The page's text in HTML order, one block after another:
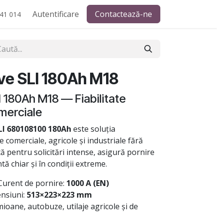
014 Autentificare Contactează-ne
SLI 180Ah M18
M18 — Fiabilitate
680108100 180Ah este soluția
comerciale, agricole și industriale fără
pentru solicitări intense, asigură pornire
chiar și în condiții extreme.
de pornire: 1000 A (EN)
513×223×223 mm
autobuze, utilaje agricole și de